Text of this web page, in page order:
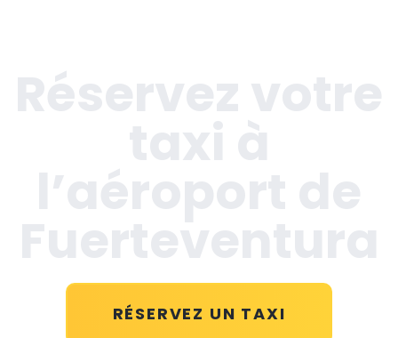
RÉSERVEZ UN TAXI